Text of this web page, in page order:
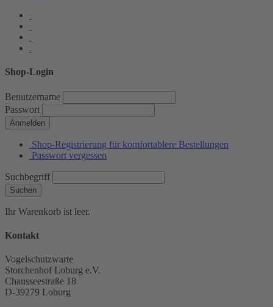
Shop-Login
Benutzername
Passwort
Anmelden
Shop-Registrierung für komfortablere Bestellungen
Passwort vergessen
Suchbegriff
Suchen
Ihr Warenkorb ist leer.
Kontakt
Vogelschutzwarte
Storchenhof Loburg e.V.
Chausseestraße 18
D-39279 Loburg